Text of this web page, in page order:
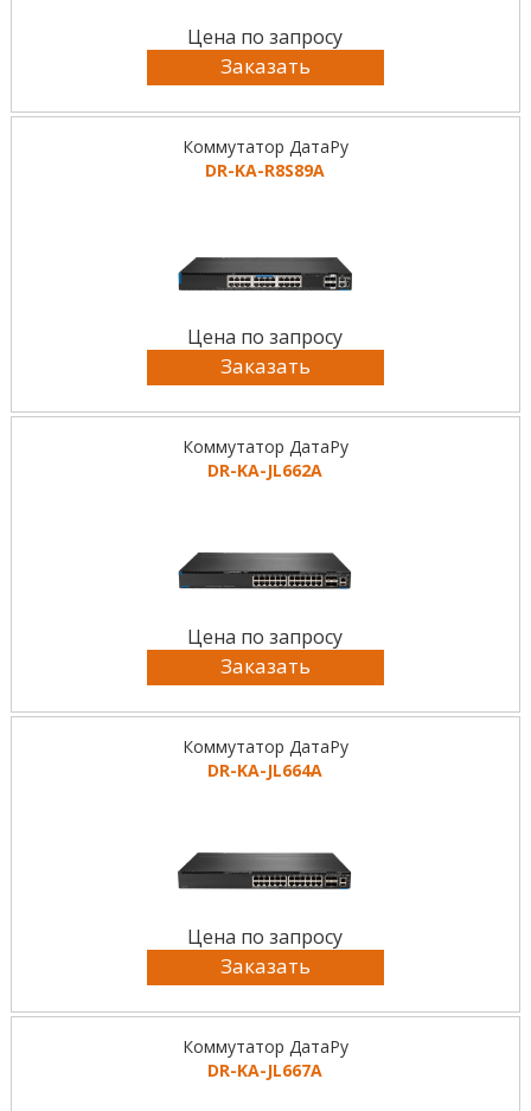
Цена по запросу
Заказать
Коммутатор ДатаРу
DR-KА-R8S89A
Цена по запросу
Заказать
Коммутатор ДатаРу
DR-KА-JL662A
Цена по запросу
Заказать
Коммутатор ДатаРу
DR-KА-JL664A
Цена по запросу
Заказать
Коммутатор ДатаРу
DR-KА-JL667A